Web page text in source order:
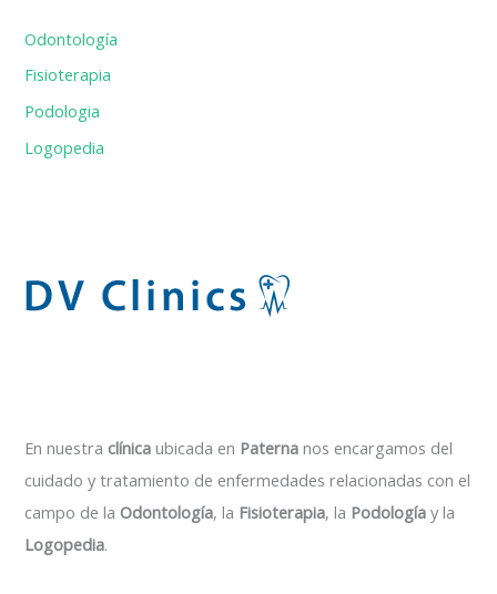
Odontología
Fisioterapia
Podologia
Logopedia
En nuestra clínica ubicada en Paterna nos encargamos del
cuidado y tratamiento de enfermedades relacionadas con el
campo de la Odontología, la Fisioterapia, la Podología y la
Logopedia.